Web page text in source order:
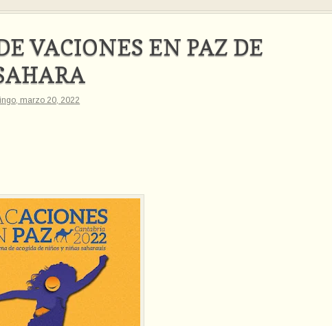
VACIONES EN PAZ DE
marzo 20, 2022